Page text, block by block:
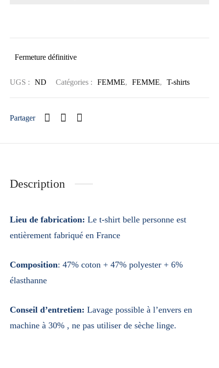
Fermeture définitive
UGS : ND Catégories : FEMME, FEMME, T-shirts
Partager
Description
Lieu de fabrication: Le t-shirt belle personne est
entièrement fabriqué en France
Composition: 47% coton + 47% polyester + 6%
élasthanne
Conseil d’entretien: Lavage possible à l’envers en
machine à 30% , ne pas utiliser de sèche linge.